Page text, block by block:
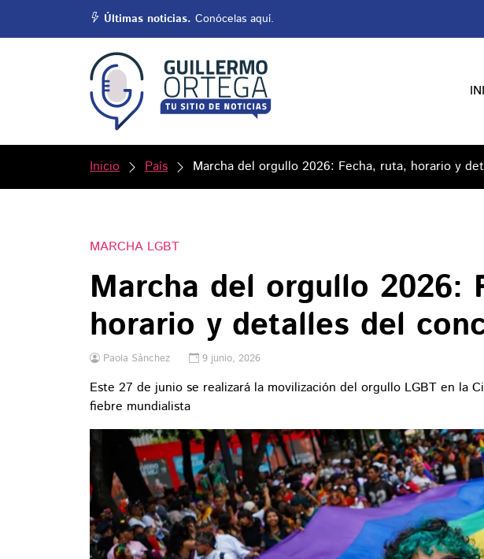
Últimas noticias. Conócelas aquí.
Inicio País Marcha del orgullo 2026: Fecha, ruta, horario y
MARCHA LGBT
Marcha del orgullo 2026:
horario y detalles del
Paola Sánchez 9 junio, 2026
Este 27 de junio se realizará la movilización del orgullo LGBT en la
fiebre mundialista